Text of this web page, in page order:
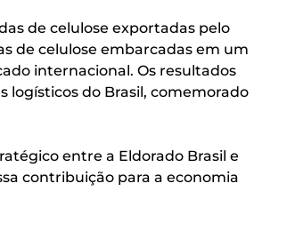
de celulose exportadas pelo
de celulose embarcadas em um
internacional. Os resultados
logísticos do Brasil, comemorado
entre a Eldorado Brasil e
contribuição para a economia